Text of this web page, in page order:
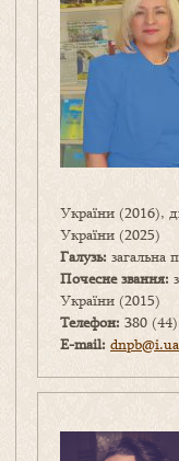
України (2016),
України (2025)
Галузь: загальна
Почесне звання:
України (2015)
Телефон: 380
E-mail: dnpb@i.ua